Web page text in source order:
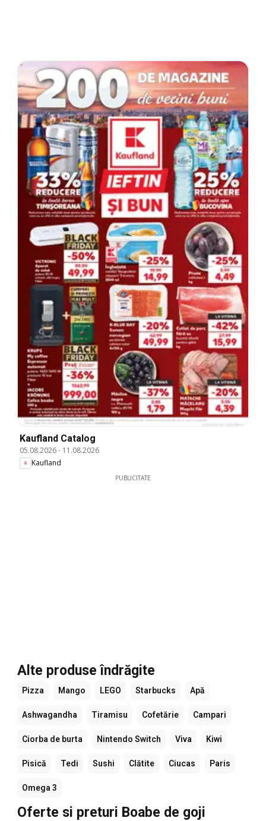
Kaufland Catalog
05.08.2026- 11.08.2026
Kaufland
PUBLICITATE
Alte produse îndrăgite
Pizza Mango LEGO Starbucks Apă
Ashwagandha Tiramisu Cofetărie Campari
Ciorba de burta Nintendo Switch Viva Kiwi
Pisică Tedi Sushi Clătite Ciucas Paris
Omega 3
Oferte si preturi Boabe de goji